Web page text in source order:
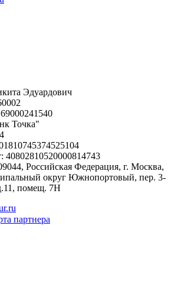
Эдуардович
Точка"
: 40802810520000814743
Российская Федерация, г. Москва,
округ Южнопортовый, пер. 3-
помещ. 7Н
партнера